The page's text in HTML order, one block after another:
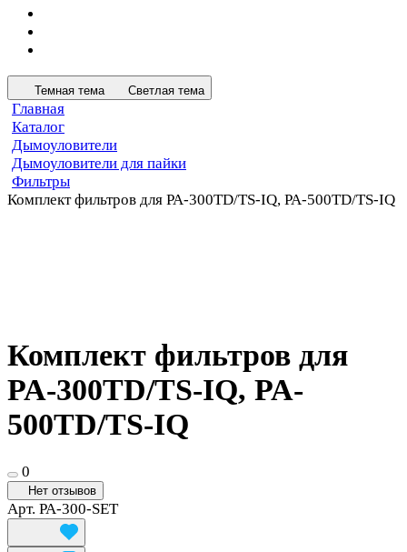
Темная тема Светлая тема
Главная
Каталог
Дымоуловители
Дымоуловители для пайки
Фильтры
Комплект фильтров для PA-300TD/TS-IQ, PA-500TD/TS-IQ
Комплект фильтров для
PA-300TD/TS-IQ, PA-
500TD/TS-IQ
0
Нет отзывов
Арт. PA-300-SET